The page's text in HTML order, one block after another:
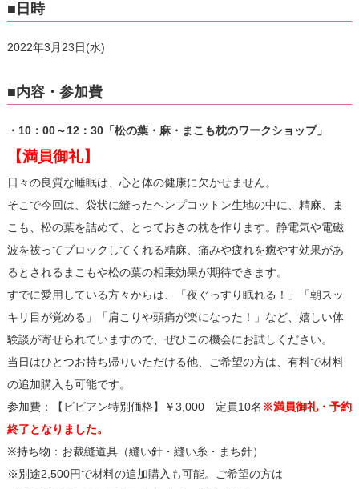
■日時
2022年3月23日(水)
■内容・参加費
・10：00～12：30「松の葉・麻・まこも枕のワークショップ」
【満員御礼】
日々の良質な睡眠は、心と体の健康に欠かせません。
そこで今回は、袋状に縫ったヘンプコットン生地の中に、精麻、ま
こも、松の葉を詰めて、とっておきの枕を作ります。静電気や電磁
波を祓ってブロックしてくれる精麻、痛みや疲れを癒やす効果があ
るとされるまこもや松の葉の相乗効果が期待できます。
すでに愛用している方々からは、「夜ぐっすり眠れる！」「朝スッ
キリ目が覚める」「肩こりや頭痛が楽になった！」など、嬉しい体
験談が寄せられていますので、ぜひこの機会にお試しください。
当日はひとつお持ち帰りいただける他、ご希望の方は、有料で材料
の追加購入も可能です。
参加費：【ビビアン特別価格】￥3,000 定員10名 ※満員御礼・予約
終了となりました。
※持ち物：お裁縫道具（縫い針・縫い糸・まち針）
※別途2,500円で材料の追加購入も可能。ご希望の方は